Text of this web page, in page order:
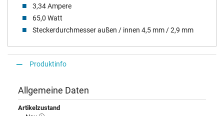
3,34 Ampere
65,0 Watt
Steckerdurchmesser außen / innen 4,5 mm / 2,9 mm
Produktinfo
Allgemeine Daten
Artikelzustand